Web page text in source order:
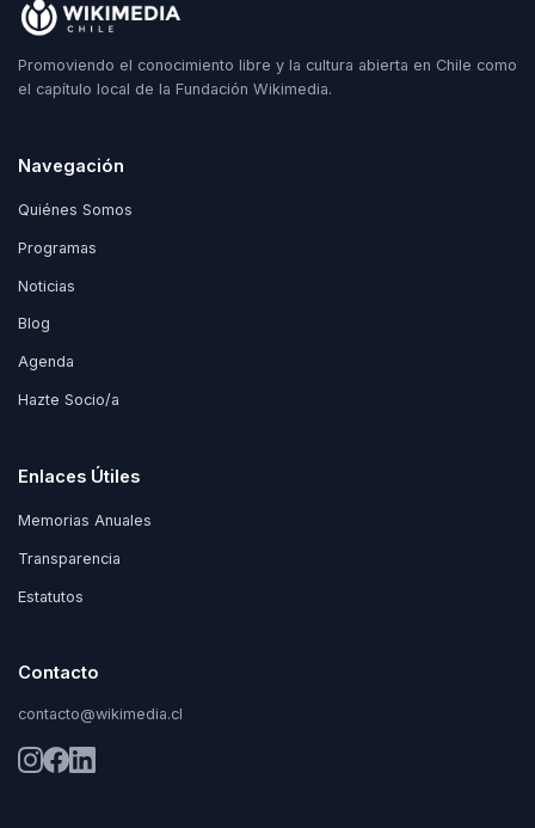
Promoviendo el conocimiento libre y la cultura abierta en Chile como
el capítulo local de la Fundación Wikimedia.
Navegación
Quiénes Somos
Programas
Noticias
Blog
Agenda
Hazte Socio/a
Enlaces Útiles
Memorias Anuales
Transparencia
Estatutos
Contacto
contacto@wikimedia.cl